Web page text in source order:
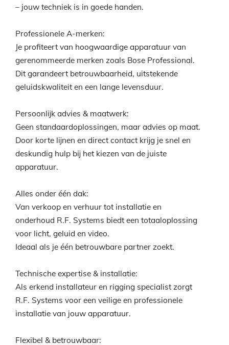
– jouw techniek is in goede handen.
Professionele A-merken:
Je profiteert van hoogwaardige apparatuur van
gerenommeerde merken zoals Bose Professional.
Dit garandeert betrouwbaarheid, uitstekende
geluidskwaliteit en een lange levensduur.
Persoonlijk advies & maatwerk:
Geen standaardoplossingen, maar advies op maat.
Door korte lijnen en direct contact krijg je snel en
deskundig hulp bij het kiezen van de juiste
apparatuur.
Alles onder één dak:
Van verkoop en verhuur tot installatie en
onderhoud R.F. Systems biedt een totaaloplossing
voor licht, geluid en video.
Ideaal als je één betrouwbare partner zoekt.
Technische expertise & installatie:
Als erkend installateur en rigging specialist zorgt
R.F. Systems voor een veilige en professionele
installatie van jouw apparatuur.
Flexibel & betrouwbaar: